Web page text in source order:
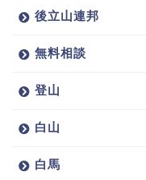
後立山連邦
無料相談
登山
白山
白馬